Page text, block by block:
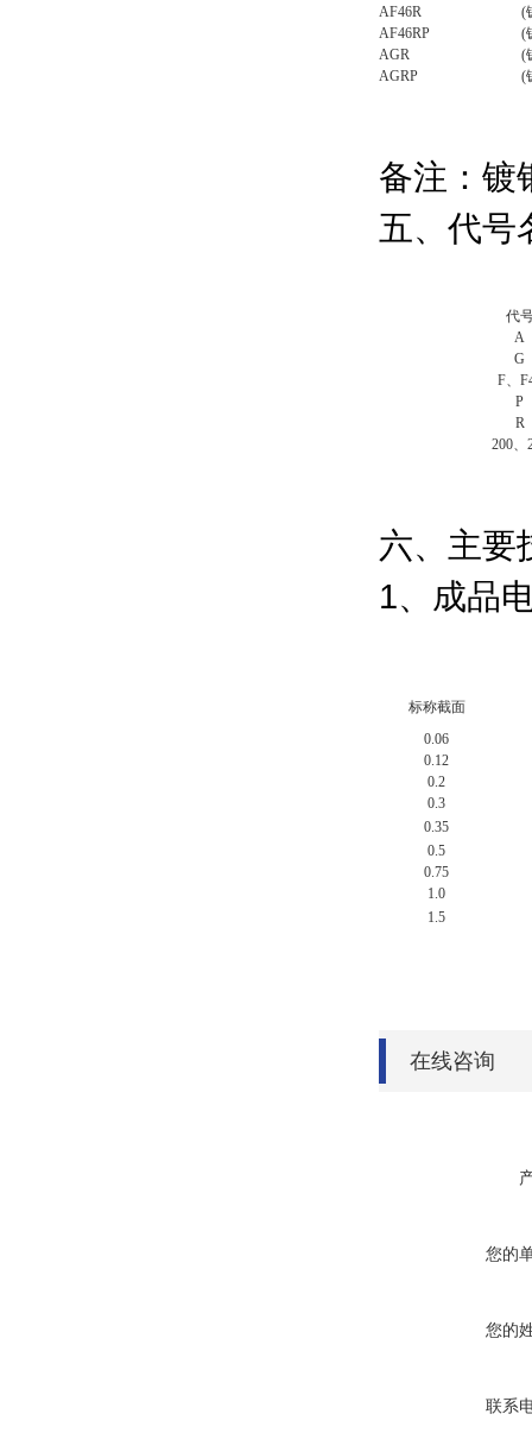
AF46R
(
AF46RP
(
AGR
(
AGRP
(
备注：镀
五、代号
代
A
G
F、
P
R
200、
六、主要
1、成品
标称截面
0.06
0.12
0.2
0.3
0.35
0.5
0.75
1.0
1.5
在线咨询
您的
您的
联系